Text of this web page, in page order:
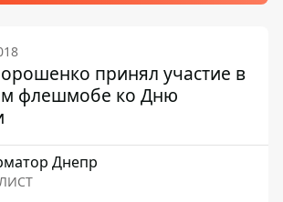
принял участие в
флешмобе ко Дню
Днепр